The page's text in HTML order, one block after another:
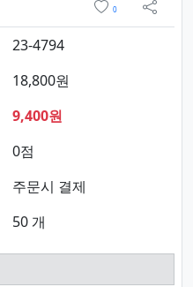
0
sns 공
23-4794
18,800원
9,400원
0점
주문시 결제
50 개